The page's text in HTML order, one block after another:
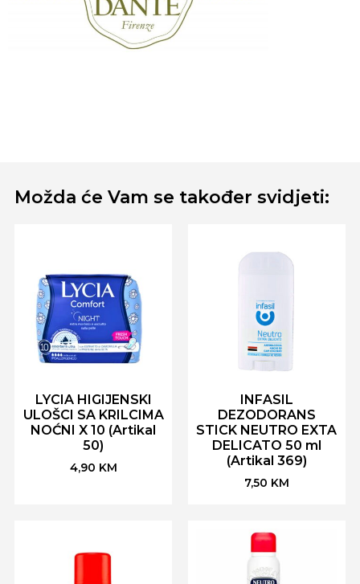
Možda će Vam se također svidjeti:
LYCIA HIGIJENSKI
ULOŠCI SA KRILCIMA
NOĆNI X 10 (Artikal
50)
4,90 KM
INFASIL
DEZODORANS
STICK NEUTRO EXTA
DELICATO 50 ml
(Artikal 369)
7,50 KM